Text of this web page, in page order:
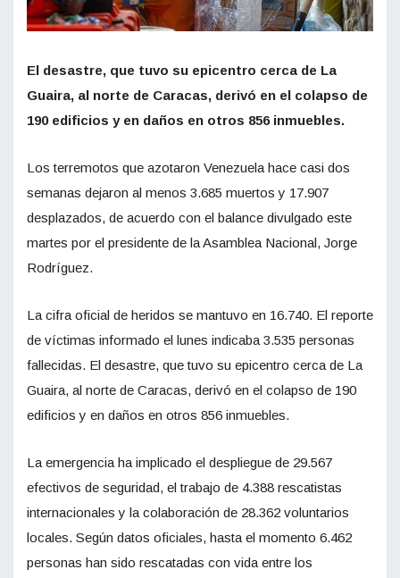
El desastre, que tuvo su epicentro cerca de La
Guaira, al norte de Caracas, derivó en el colapso de
190 edificios y en daños en otros 856 inmuebles.
Los terremotos que azotaron Venezuela hace casi dos
semanas dejaron al menos 3.685 muertos y 17.907
desplazados, de acuerdo con el balance divulgado este
martes por el presidente de la Asamblea Nacional, Jorge
Rodríguez.
La cifra oficial de heridos se mantuvo en 16.740. El reporte
de víctimas informado el lunes indicaba 3.535 personas
fallecidas. El desastre, que tuvo su epicentro cerca de La
Guaira, al norte de Caracas, derivó en el colapso de 190
edificios y en daños en otros 856 inmuebles.
La emergencia ha implicado el despliegue de 29.567
efectivos de seguridad, el trabajo de 4.388 rescatistas
internacionales y la colaboración de 28.362 voluntarios
locales. Según datos oficiales, hasta el momento 6.462
personas han sido rescatadas con vida entre los